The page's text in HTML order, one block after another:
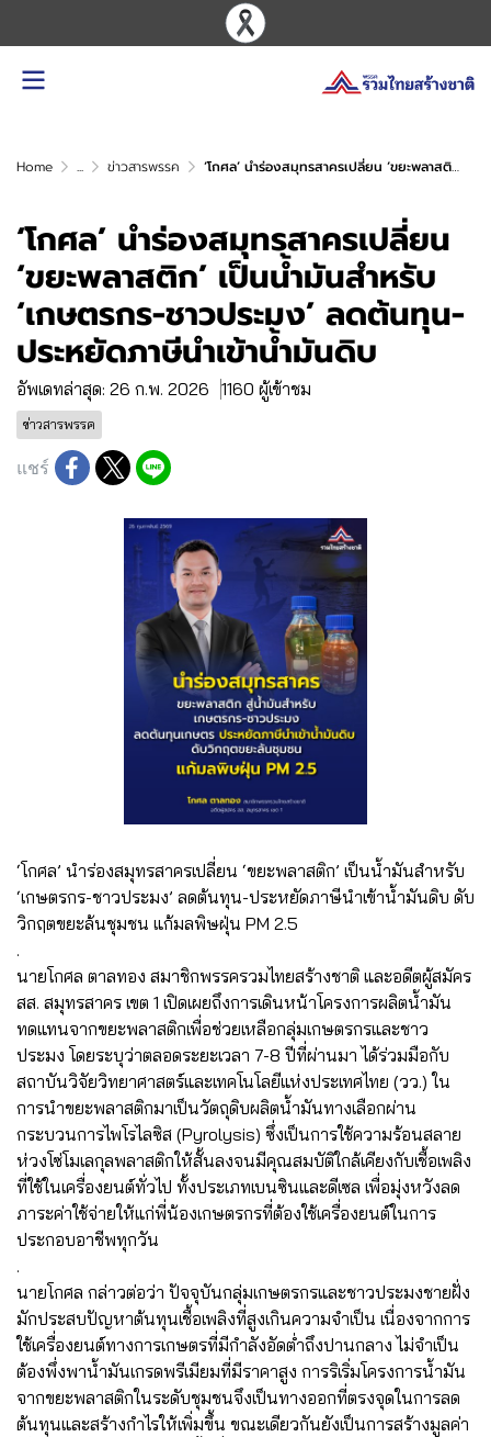
Home ... ข่าวสารพรรค ‘โกศล’ นำร่องสมุทรสาครเปลี่ยน ‘ขยะพลาสติก’ เป็นน้ำมันสำหรับ ‘เกษตรกร-ชาวประมง’ ลดต้นทุน-ประหยัดภาษีนำเข้าน้ำมันดิบ
‘โกศล’ นำร่องสมุทรสาครเปลี่ยน
‘ขยะพลาสติก’ เป็นน้ำมันสำหรับ
‘เกษตรกร-ชาวประมง’ ลดต้นทุน-
ประหยัดภาษีนำเข้าน้ำมันดิบ
อัพเดทล่าสุด: 26 ก.พ. 2026 1160 ผู้เข้าชม
ข่าวสารพรรค
แชร์
‘โกศล’ นำร่องสมุทรสาครเปลี่ยน ‘ขยะพลาสติก’ เป็นน้ำมันสำหรับ
‘เกษตรกร-ชาวประมง’ ลดต้นทุน-ประหยัดภาษีนำเข้าน้ำมันดิบ ดับ
วิกฤตขยะล้นชุมชน แก้มลพิษฝุ่น PM 2.5
.
นายโกศล ตาลทอง สมาชิกพรรครวมไทยสร้างชาติ และอดีตผู้สมัคร
สส. สมุทรสาคร เขต 1 เปิดเผยถึงการเดินหน้าโครงการผลิตน้ำมัน
ทดแทนจากขยะพลาสติกเพื่อช่วยเหลือกลุ่มเกษตรกรและชาว
ประมง โดยระบุว่าตลอดระยะเวลา 7-8 ปีที่ผ่านมา ได้ร่วมมือกับ
สถาบันวิจัยวิทยาศาสตร์และเทคโนโลยีแห่งประเทศไทย (วว.) ใน
การนำขยะพลาสติกมาเป็นวัตถุดิบผลิตน้ำมันทางเลือกผ่าน
กระบวนการไพโรไลซิส (Pyrolysis) ซึ่งเป็นการใช้ความร้อนสลาย
ห่วงโซ่โมเลกุลพลาสติกให้สั้นลงจนมีคุณสมบัติใกล้เคียงกับเชื้อเพลิง
ที่ใช้ในเครื่องยนต์ทั่วไป ทั้งประเภทเบนซินและดีเซล เพื่อมุ่งหวังลด
ภาระค่าใช้จ่ายให้แก่พี่น้องเกษตรกรที่ต้องใช้เครื่องยนต์ในการ
ประกอบอาชีพทุกวัน
.
นายโกศล กล่าวต่อว่า ปัจจุบันกลุ่มเกษตรกรและชาวประมงชายฝั่ง
มักประสบปัญหาต้นทุนเชื้อเพลิงที่สูงเกินความจำเป็น เนื่องจากการ
ใช้เครื่องยนต์ทางการเกษตรที่มีกำลังอัดต่ำถึงปานกลาง ไม่จำเป็น
ต้องพึ่งพาน้ำมันเกรดพรีเมียมที่มีราคาสูง การริเริ่มโครงการน้ำมัน
จากขยะพลาสติกในระดับชุมชนจึงเป็นทางออกที่ตรงจุดในการลด
ต้นทุนและสร้างกำไรให้เพิ่มขึ้น ขณะเดียวกันยังเป็นการสร้างมูลค่า